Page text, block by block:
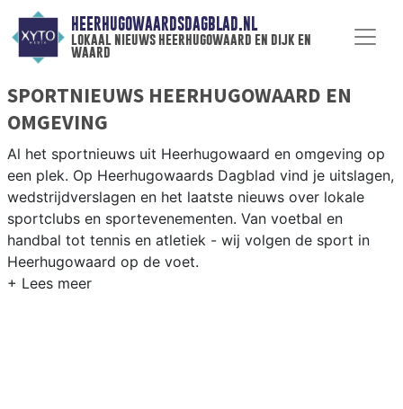
HEERHUGOWAARDSDAGBLAD.NL
lokaal nieuws heerhugowaard en dijk en
waard
SPORTNIEUWS HEERHUGOWAARD EN
OMGEVING
Al het sportnieuws uit Heerhugowaard en omgeving op
een plek. Op Heerhugowaards Dagblad vind je uitslagen,
wedstrijdverslagen en het laatste nieuws over lokale
sportclubs en sportevenementen. Van voetbal en
handbal tot tennis en atletiek - wij volgen de sport in
Heerhugowaard op de voet.